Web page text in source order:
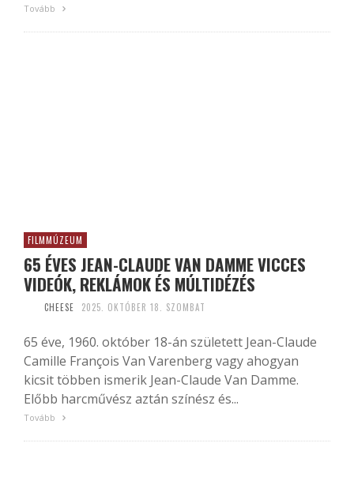
Tovább
FILMMÚZEUM
65 ÉVES JEAN-CLAUDE VAN DAMME VICCES
VIDEÓK, REKLÁMOK ÉS MÚLTIDÉZÉS
CHEESE 2025. OKTÓBER 18. SZOMBAT
65 éve, 1960. október 18-án született Jean-Claude
Camille François Van Varenberg vagy ahogyan
kicsit többen ismerik Jean-Claude Van Damme.
Előbb harcművész aztán színész és...
Tovább